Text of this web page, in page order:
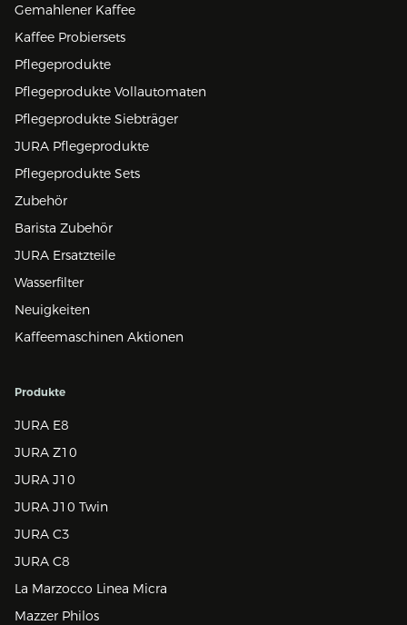
Gemahlener Kaffee
Kaffee Probiersets
Pflegeprodukte
Pflegeprodukte Vollautomaten
Pflegeprodukte Siebträger
JURA Pflegeprodukte
Pflegeprodukte Sets
Zubehör
Barista Zubehör
JURA Ersatzteile
Wasserfilter
Neuigkeiten
Kaffeemaschinen Aktionen
Produkte
JURA E8
JURA Z10
JURA J10
JURA J10 Twin
JURA C3
JURA C8
La Marzocco Linea Micra
Mazzer Philos